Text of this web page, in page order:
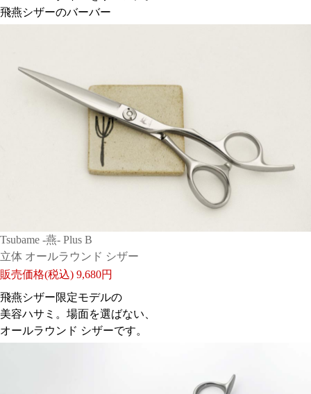
飛燕シザーのバーバー
Tsubame -燕- Plus B
立体 オールラウンド シザー
販売価格(税込) 9,680円
飛燕シザー限定モデルの
美容ハサミ。場面を選ばない、
オールラウンド シザーです。